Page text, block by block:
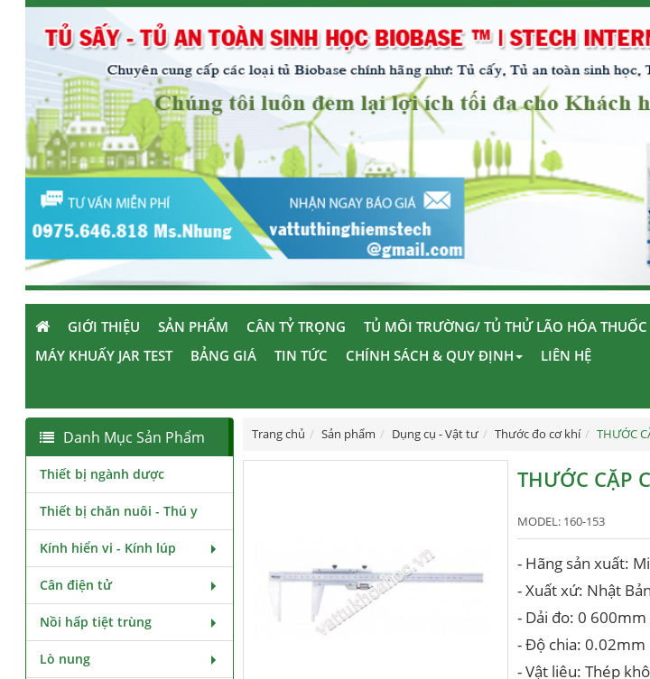
GIỚI THIỆU SẢN PHẨM CÂN TỶ TRỌNG TỦ MÔI TRƯỜNG/ TỦ THỬ LÃO HÓA
MÁY KHUẤY JAR TEST
BẢNG GIÁ TIN TỨC CHÍNH SÁCH & QUY ĐỊNH LIÊN HỆ
Trang chủ Sản phẩm Dụng cụ - Vật tư Thước đo cơ khí THƯỚC
THƯỚC CẶP
MODEL: 160-153
- Hãng sản xuất:
- Xuất xứ: Nhật Bản
- Dải đo: 0 600mm
- Độ chia: 0.02mm
- Vật liêu: Thép
Danh Mục Sản Phẩm
Thiết bị ngành dược
Thiết bị chăn nuôi - Thú y
Kính hiển vi - Kính lúp
Cân điện tử
Nồi hấp tiệt trùng
Lò nung